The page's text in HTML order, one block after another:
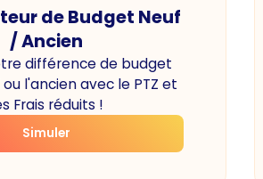
de Budget Neuf
/ Ancien
différence de budget
l'ancien avec le PTZ et
Frais réduits !
Simuler